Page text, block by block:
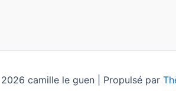
camille le guen | Propulsé par